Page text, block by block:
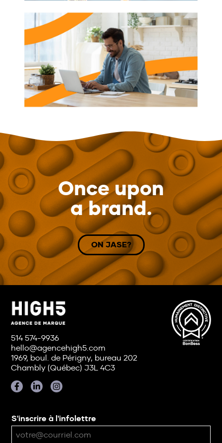
Once upon
a brand.
ON JASE?
514 574-9936
hello@agencehigh5.com
1969, boul. de Périgny, bureau 202
Chambly (Québec) J3L 4C3
S'inscrire à l'infolettre